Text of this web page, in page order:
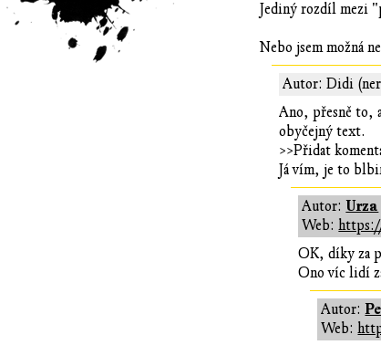
Jediný rozdíl mezi
Nebo jsem možná
Autor: Didi
Ano, přesně to,
obyčejný text.
>>Přidat
Já vím, je to
Autor: Urza
Web:
OK, díky za
Ono víc lidí
Autor:
Web: